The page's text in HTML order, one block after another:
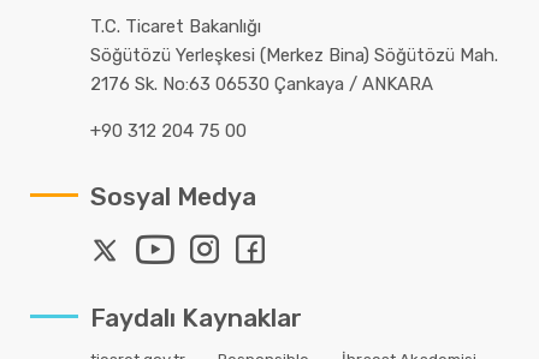
T.C. Ticaret Bakanlığı
Söğütözü Yerleşkesi (Merkez Bina) Söğütözü Mah.
2176 Sk. No:63 06530 Çankaya / ANKARA
+90 312 204 75 00
Sosyal Medya
Faydalı Kaynaklar